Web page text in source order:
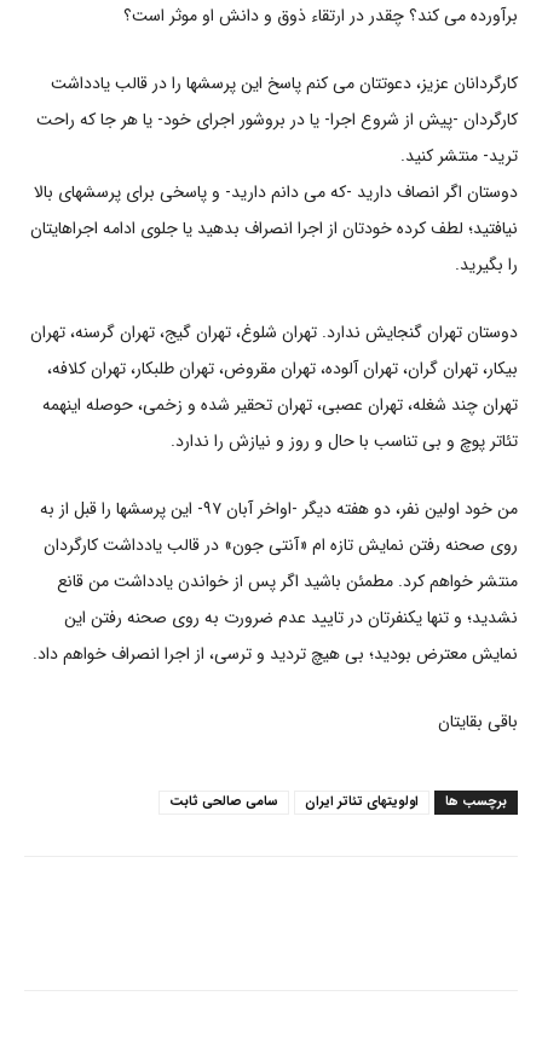
برآورده می کند؟ چقدر در ارتقاء ذوق و دانش او موثر است؟
کارگردانان عزیز، دعوتتان می کنم پاسخ این پرسشها را در قالب یادداشت
کارگردان -پیش از شروع اجرا- یا در بروشور اجرای خود- یا هر جا که راحت
ترید- منتشر کنید.
دوستان اگر انصاف دارید -که می دانم دارید- و پاسخی برای پرسشهای بالا
نیافتید؛ لطف کرده خودتان از اجرا انصراف بدهید یا جلوی ادامه اجراهایتان
را بگیرید.
دوستان تهران گنجایش ندارد. تهران شلوغ، تهران گیج، تهران گرسنه، تهران
بیکار، تهران گران، تهران آلوده، تهران مقروض، تهران طلبکار، تهران کلافه،
تهران چند شغله، تهران عصبی، تهران تحقیر شده و زخمی، حوصله اینهمه
تئاتر پوچ و بی تناسب با حال و روز و نیازش را ندارد.
من خود اولین نفر، دو هفته دیگر -اواخر آبان ۹۷- این پرسشها را قبل از به
روی صحنه رفتن نمایش تازه ام «آنتی جون» در قالب یادداشت کارگردان
منتشر خواهم کرد. مطمئن باشید اگر پس از خواندن یادداشت من قانع
نشدید؛ و تنها یکنفرتان در تایید عدم ضرورت به روی صحنه رفتن این
نمایش معترض بودید؛ بی هیچ تردید و ترسی، از اجرا انصراف خواهم داد.
باقی بقایتان
برچسب ها اولویتهای تئاتر ایران سامی صالحی ثابت